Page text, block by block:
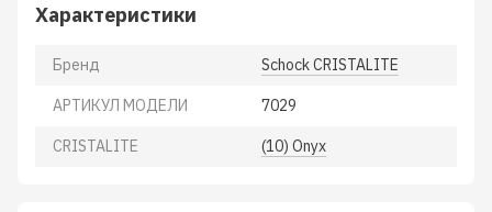
Характеристики
Бренд Schock CRISTALITE
АРТИКУЛ МОДЕЛИ 7029
CRISTALITE (10) Onyx